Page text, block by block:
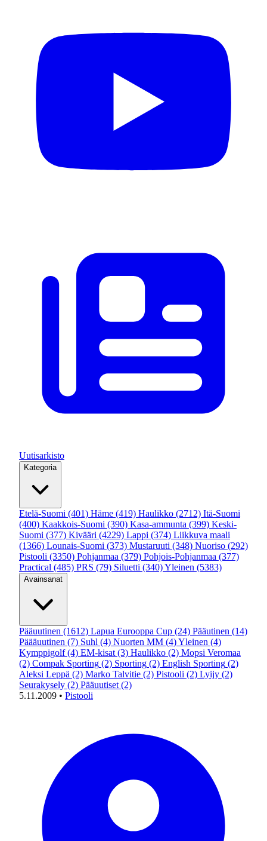
Uutisarkisto
Kategoria
Etelä-Suomi (401) Häme (419) Haulikko (2712) Itä-Suomi
(400) Kaakkois-Suomi (390) Kasa-ammunta (399) Keski-
Suomi (377) Kivääri (4229) Lappi (374) Liikkuva maali
(1366) Lounais-Suomi (373) Mustaruuti (348) Nuoriso (292)
Pistooli (3350) Pohjanmaa (379) Pohjois-Pohjanmaa (377)
Practical (485) PRS (79) Siluetti (340)Yleinen (5383)
Avainsanat
Pääuutinen (1612) Lapua Eurooppa Cup (24) Pääutinen (14)
Päääuutinen (7) Suhl (4) Nuorten MM (4)Yleinen (4)
Kymppigolf (4) EM-kisat (3) Haulikko (2) Mopsi Veromaa
(2) Compak Sporting (2) Sporting (2) English Sporting (2)
Aleksi Leppä (2) Marko Talvitie (2) Pistooli (2) Lyijy (2)
Seurakysely (2) Pääuutiset (2)
5.11.2009 • Pistooli